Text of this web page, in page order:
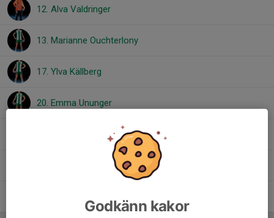
12. Alva Valdringer
13. Marianne Ouchterlony
17. Ylva Källberg
20. Emma Ununger
Godkänn kakor